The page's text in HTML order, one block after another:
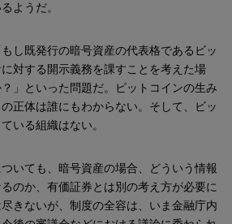
ようだ。
し既発行の暗号資産の代表格であるビッ
対する開示義務を課すことを考えた場
」といった問題だ。ビットコインの生み
正体は誰にもわからない。そして、ビッ
いる組織はない。
いても、暗号資産の場合、どういう情報
のか、有価証券とは別の考え方が必要に
きないが、制度の全容は、いま金融庁内